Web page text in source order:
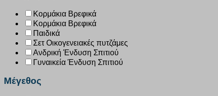
Κορμάκια Βρεφικά
Κορμάκια Βρεφικά
Παιδικά
Σετ Οικογενειακές πυτζάμες
Ανδρική Ένδυση Σπιτιού
Γυναικεία Ένδυση Σπιτιού
Μέγεθος